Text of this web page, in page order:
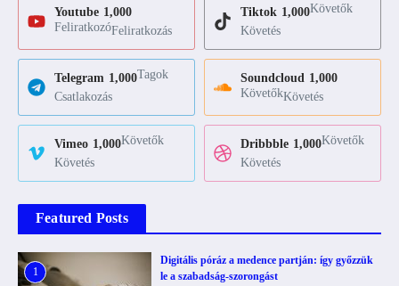
Youtube 1,000
FeliratkozóFeliratkozás
Tiktok 1,000Követők
Követés
Telegram 1,000Tagok
Csatlakozás
Soundcloud 1,000
KövetőkKövetés
Vimeo 1,000Követők
Követés
Dribbble 1,000Követők
Követés
Featured Posts
1
Digitális póráz a medence partján: így győzzük
le a szabadság-szorongást